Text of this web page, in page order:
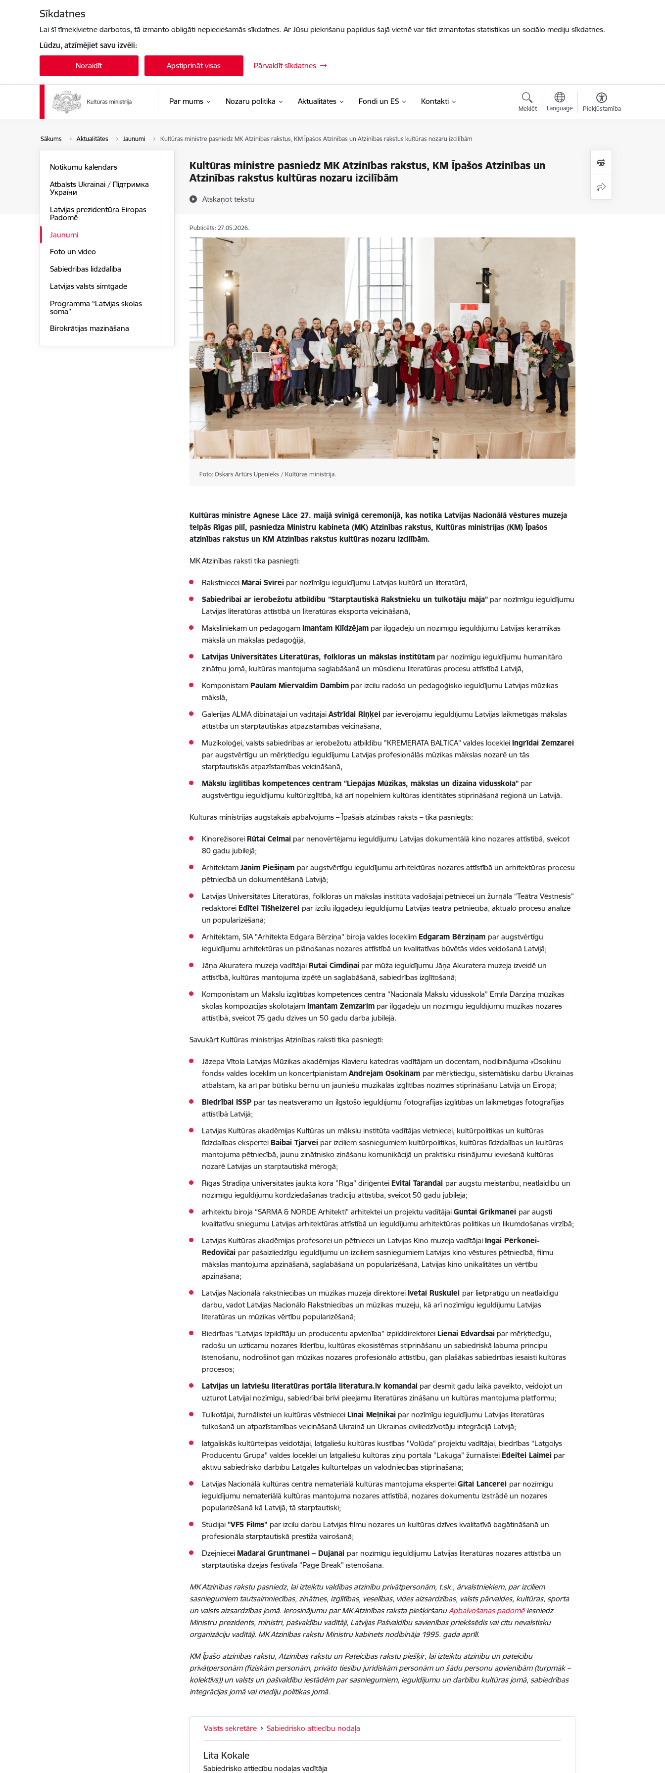
Sīkdatnes
Lai šī tīmekļvietne darbotos, tā izmanto obligāti nepieciešamās sīkdatnes. Ar Jūsu piekrišanu papildus šajā vietnē var tikt izmantotas statistikas un sociālo mediju sīkdatnes.
Lūdzu, atzīmējiet savu izvēli:
Noraidīt Apstiprināt visas Pārvaldīt sīkdatnes
Par mums Nozaru politika Aktualitātes Fondi un ES Kontakti
Meklēt Language Piekļūstamība
Sākums Aktualitātes Jaunumi Kultūras ministre pasniedz MK Atzinības rakstus, KM Īpašos Atzinības un Atzinības rakstus kultūras nozaru izcilībām
Kultūras ministre pasniedz MK Atzinības rakstus, KM Īpašos Atzinības un
Atzinības rakstus kultūras nozaru izcilībām
Atskaņot tekstu
Notikumu kalendārs
Atbalsts Ukrainai / Підтримка
України
Latvijas prezidentūra Eiropas
Padomē
Jaunumi
Foto un video
Sabiedrības līdzdalība
Latvijas valsts simtgade
Programma “Latvijas skolas
soma”
Birokrātijas mazināšana
Publicēts: 27.05.2026.
Foto: Oskars Artūrs Upenieks / Kultūras ministrija.
Kultūras ministre Agnese Lāce 27. maijā svinīgā ceremonijā, kas notika Latvijas Nacionālā vēstures muzeja
telpās Rīgas pilī, pasniedza Ministru kabineta (MK) Atzinības rakstus, Kultūras ministrijas (KM) Īpašos
atzinības rakstus un KM Atzinības rakstus kultūras nozaru izcilībām.
MK Atzinības raksti tika pasniegti:
RakstnieceiMārai Svīrei par nozīmīgu ieguldījumu Latvijas kultūrā un literatūrā,
Sabiedrībai ar ierobežotu atbildību "Starptautiskā Rakstnieku un tulkotāju māja" par nozīmīgu ieguldījumu
Latvijas literatūras attīstībā un literatūras eksporta veicināšanā,
Māksliniekam un pedagogamImantam Klīdzējam par ilggadēju un nozīmīgu ieguldījumu Latvijas keramikas
mākslā un mākslas pedagoģijā,
Latvijas Universitātes Literatūras, folkloras un mākslas institūtam par nozīmīgu ieguldījumu humanitāro
zinātņu jomā, kultūras mantojuma saglabāšanā un mūsdienu literatūras procesu attīstībā Latvijā,
KomponistamPaulam Miervaldim Dambim par izcilu radošo un pedagoģisko ieguldījumu Latvijas mūzikas
mākslā,
Galerijas ALMA dibinātājai un vadītājaiAstrīdai Riņķei par ievērojamu ieguldījumu Latvijas laikmetīgās mākslas
attīstībā un starptautiskās atpazīstamības veicināšanā,
Muzikoloģei, valsts sabiedrības ar ierobežotu atbildību "KREMERATA BALTICA" valdes locekleiIngrīdai Zemzarei
par augstvērtīgu un mērķtiecīgu ieguldījumu Latvijas profesionālās mūzikas mākslas nozarē un tās
starptautiskās atpazīstamības veicināšanā,
Mākslu izglītības kompetences centram "Liepājas Mūzikas, mākslas un dizaina vidusskola" par
augstvērtīgu ieguldījumu kultūrizglītībā, kā arī nopelniem kultūras identitātes stiprināšanā reģionā un Latvijā.
Kultūras ministrijas augstākais apbalvojums – Īpašais atzinības raksts – tika pasniegts:
KinorežisoreiRūtai Celmai par nenovērtējamu ieguldījumu Latvijas dokumentālā kino nozares attīstībā, sveicot
80 gadu jubilejā;
ArhitektamJānim Piešiņam par augstvērtīgu ieguldījumu arhitektūras nozares attīstībā un arhitektūras procesu
pētniecībā un dokumentēšanā Latvijā;
Latvijas Universitātes Literatūras, folkloras un mākslas institūta vadošajai pētniecei un žurnāla “Teātra Vēstnesis”
redaktoreiEdītei Tišheizerei par izcilu ilggadēju ieguldījumu Latvijas teātra pētniecībā, aktuālo procesu analīzē
un popularizēšanā;
Arhitektam, SIA "Arhitekta Edgara Bērziņa" biroja valdes loceklimEdgaram Bērziņam par augstvērtīgu
ieguldījumu arhitektūras un plānošanas nozares attīstībā un kvalitatīvas būvētās vides veidošanā Latvijā;
Jāņa Akuratera muzeja vadītājaiRutai Cimdiņai par mūža ieguldījumu Jāņa Akuratera muzeja izveidē un
attīstībā, kultūras mantojuma izpētē un saglabāšanā, sabiedrības izglītošanā;
Komponistam un Mākslu izglītības kompetences centra “Nacionālā Mākslu vidusskola” Emīla Dārziņa mūzikas
skolas kompozīcijas skolotājamImantam Zemzarim par ilggadēju un nozīmīgu ieguldījumu mūzikas nozares
attīstībā, sveicot 75 gadu dzīves un 50 gadu darba jubilejā.
Savukārt Kultūras ministrijas Atzinības raksti tika pasniegti:
Jāzepa Vītola Latvijas Mūzikas akadēmijas Klavieru katedras vadītājam un docentam, nodibinājuma «Osokinu
fonds» valdes loceklim un koncertpianistamAndrejam Osokinam par mērķtiecīgu, sistemātisku darbu Ukrainas
atbalstam, kā arī par būtisku bērnu un jauniešu muzikālās izglītības nozīmes stiprināšanu Latvijā un Eiropā;
Biedrībai ISSP par tās neatsveramo un ilgstošo ieguldījumu fotogrāfijas izglītības un laikmetīgās fotogrāfijas
attīstībā Latvijā;
Latvijas Kultūras akadēmijas Kultūras un mākslu institūta vadītājas vietniecei, kultūrpolitikas un kultūras
līdzdalības eksperteiBaibai Tjarvei par izciliem sasniegumiem kultūrpolitikas, kultūras līdzdalības un kultūras
mantojuma pētniecībā, jaunu zinātnisko zināšanu komunikācijā un praktisku risinājumu ieviešanā kultūras
nozarē Latvijas un starptautiskā mērogā;
Rīgas Stradiņa universitātes jauktā kora "Rīga" diriģenteiEvitai Tarandai par augstu meistarību, neatlaidību un
nozīmīgu ieguldījumu kordziedāšanas tradīciju attīstībā, sveicot 50 gadu jubilejā;
arhitektu biroja “SARMA & NORDE Arhitekti” arhitektei un projektu vadītājaiGuntai Grikmanei par augsti
kvalitatīvu sniegumu Latvijas arhitektūras attīstībā un ieguldījumu arhitektūras politikas un likumdošanas virzībā;
Latvijas Kultūras akadēmijas profesorei un pētniecei un Latvijas Kino muzeja vadītājaiIngai Pērkonei-
Redovičai par pašaizliedzīgu ieguldījumu un izciliem sasniegumiem Latvijas kino vēstures pētniecībā, filmu
mākslas mantojuma apzināšanā, saglabāšanā un popularizēšanā, Latvijas kino unikalitātes un vērtību
apzināšanā;
Latvijas Nacionālā rakstniecības un mūzikas muzeja direktoreiIvetai Ruskulei par lietpratīgu un neatlaidīgu
darbu, vadot Latvijas Nacionālo Rakstniecības un mūzikas muzeju, kā arī nozīmīgu ieguldījumu Latvijas
literatūras un mūzikas vērtību popularizēšanā;
Biedrības “Latvijas Izpildītāju un producentu apvienība” izpilddirektoreiLienai Edvardsai par mērķtiecīgu,
radošu un uzticamu nozares līderību, kultūras ekosistēmas stiprināšanu un sabiedriskā labuma principu
īstenošanu, nodrošinot gan mūzikas nozares profesionālo attīstību, gan plašākas sabiedrības iesaisti kultūras
procesos;
Latvijas un latviešu literatūras portāla literatura.lv komandai par desmit gadu laikā paveikto, veidojot un
uzturot Latvijai nozīmīgu, sabiedrībai brīvi pieejamu literatūras zināšanu un kultūras mantojuma platformu;
Tulkotājai, žurnālistei un kultūras vēstnieceiLīnai Meļnikai par nozīmīgu ieguldījumu Latvijas literatūras
tulkošanā un atpazīstamības veicināšanā Ukrainā un Ukrainas civiliedzīvotāju integrācijā Latvijā;
latgaliskās kultūrtelpas veidotājai, latgaliešu kultūras kustības "Volūda" projektu vadītājai, biedrības “Latgolys
Producentu Grupa” valdes loceklei un latgaliešu kultūras ziņu portāla "Lakuga" žurnālisteiEdeitei Laimei par
aktīvu sabiedrisko darbību Latgales kultūrtelpas un valodniecības stiprināšanā;
Latvijas Nacionālā kultūras centra nemateriālā kultūras mantojuma eksperteiGitai Lancerei par nozīmīgu
ieguldījumu nemateriālā kultūras mantojuma nozares attīstībā, nozares dokumentu izstrādē un nozares
popularizēšanā kā Latvijā, tā starptautiski;
Studijai"VFS Films" par izcilu darbu Latvijas filmu nozares un kultūras dzīves kvalitatīvā bagātināšanā un
profesionāla starptautiskā prestiža vairošanā;
DzejnieceiMadarai Gruntmanei – Dujanai par nozīmīgu ieguldījumu Latvijas literatūras nozares attīstībā un
starptautiskā dzejas festivāla “Page Break” īstenošanā.
MK Atzinības rakstu pasniedz, lai izteiktu valdības atzinību privātpersonām, t.sk., ārvalstniekiem, par izciliem
sasniegumiem tautsaimniecības, zinātnes, izglītības, veselības, vides aizsardzības, valsts pārvaldes, kultūras, sporta
un valsts aizsardzības jomā. Ierosinājumu par MK Atzinības raksta piešķiršanuApbalvošanas padomēiesniedz
Ministru prezidents, ministri, pašvaldību vadītāji, Latvijas Pašvaldību savienības priekšsēdis vai citu nevalstisku
organizāciju vadītāji. MK Atzinības rakstu Ministru kabinets nodibināja 1995. gada aprīlī.
KM Īpašo atzinības rakstu, Atzinības rakstu un Pateicības rakstu piešķir, lai izteiktu atzinību un pateicību
privātpersonām (fiziskām personām, privāto tiesību juridiskām personām un šādu personu apvienībām (turpmāk –
kolektīvs)) un valsts un pašvaldību iestādēm par sasniegumiem, ieguldījumu un darbību kultūras jomā, sabiedrības
integrācijas jomā vai mediju politikas jomā.
Valsts sekretāre Sabiedrisko attiecību nodaļa
Lita Kokale
Sabiedrisko attiecību nodaļas vadītāja